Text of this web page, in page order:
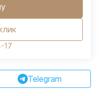
17
Telegram